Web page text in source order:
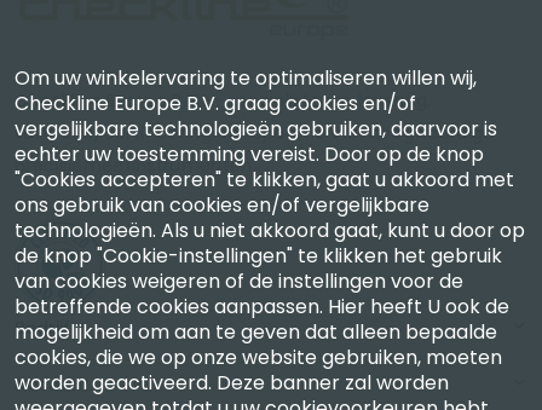
Checkline Europe B.V. — specialisten in levering,
kalibratie, certificering en reparatie van hoogwaardige
precisiemeetinstrumenten.
Bedrijf
Account
Om uw winkelervaring te optimaliseren willen wij,
Checkline Europe B.V. graag cookies en/of
vergelijkbare technologieën gebruiken, daarvoor is
echter uw toestemming vereist. Door op de knop
"Cookies accepteren" te klikken, gaat u akkoord met
ons gebruik van cookies en/of vergelijkbare
technologieën. Als u niet akkoord gaat, kunt u door op
de knop "Cookie-instellingen" te klikken het gebruik
van cookies weigeren of de instellingen voor de
betreffende cookies aanpassen. Hier heeft U ook de
mogelijkheid om aan te geven dat alleen bepaalde
cookies, die we op onze website gebruiken, moeten
worden geactiveerd. Deze banner zal worden